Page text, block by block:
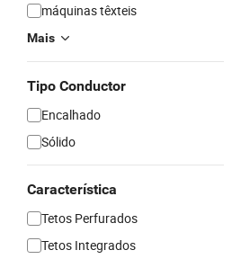
máquinas têxteis
Mais
Tipo Conductor
Encalhado
Sólido
Característica
Tetos Perfurados
Tetos Integrados